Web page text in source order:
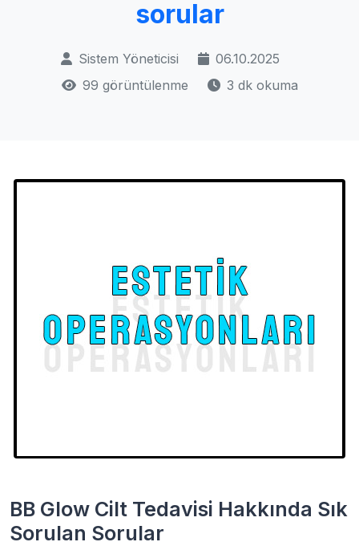
sorular
Sistem Yöneticisi
06.10.2025
99 görüntülenme
3 dk okuma
BB Glow Cilt Tedavisi Hakkında Sık
Sorulan Sorular